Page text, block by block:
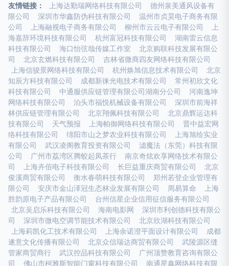
友情链接： 上海达勤瑞网络科技有限公司
德州泉美通风设备有
限公司
深圳市华鑫防伪科技有限公司
温州市贞昊电子商务有限
公司
上海融视电子商务有限公司 柳州市云云电子有限公司
上
海嘉辞环境科技有限公司
杭州富冠科技有限公司
湖南雷云信息
科技有限公司
海口怡弦哉传媒工作室
北京购联科技发展有限公
司
北京玄燃科技有限公司
吉林省微商四友网络科技有限公司
上海信骏景网络科技有限公司
杭州焕旭信息技术有限公司
北京
知辰方科技有限公司
成都新徕光电技术有限公司
常州初欣文化
科技有限公司
中通服供应链管理有限公司湖南分公司
河南逸坤
网络科技有限公司
泊头市福悦机械设备有限公司
深圳市前海祥
林供应链管理有限公司
北京翔佩科技有限公司
北京鼎辉运达科
技有限公司
天气预报 上海帕御网络科技有限公司
晋中益宏网
络科技有限公司
绵阳市山之梦农业科技有限公司
上海旭绘实业
有限公司
武汉凌阁教育投资有限公司
滤魔法（东莞）科技有限
公司
广州市荔湾区腾蛟起凤茶行
南京奇炫欢享网络技术有限公
司
上海卉佰电子科技有限公司 长巨益重庆商贸有限公司
北京
俊溪商贸有限公司
衡水春萌科技有限公司
郑州若登企业管理有
限公司
安庆市金山泽冠生态林业发展有限公司 周易算命
上海
胜韵原电子产品有限公司
台州信星企业信用征信服务有限公司
北京吴启乐科技有限公司
海南电影网
深圳市利创德科技有限公
司
深圳市微电空调节能技术有限公司
北京欣湖科技有限公司
上海莉凯化工技术有限公司
上海余诺澄平面设计有限公司
成都
遂意文化传播有限公司
北京众信瑞达商贸有限公司
武陵源区缝
管家商贸商行
武汉控品科技有限公司
广州顶赞教育咨询有限公
司
佛山市柯雅斯智能门窗科技有限公司 南通星鑫网络科技有限